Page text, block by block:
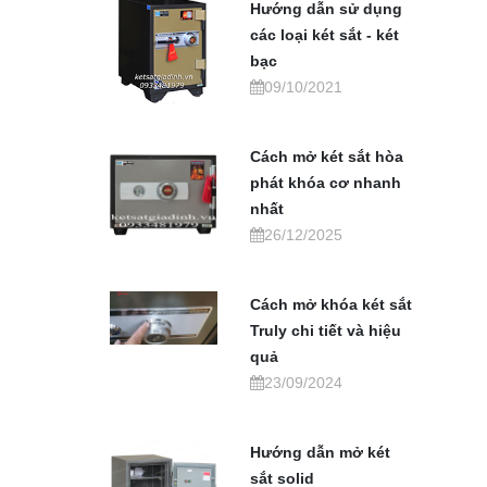
Hướng dẫn sử dụng
các loại két sắt - két
bạc
09/10/2021
Cách mở két sắt hòa
phát khóa cơ nhanh
nhất
26/12/2025
Cách mở khóa két sắt
Truly chi tiết và hiệu
quả
23/09/2024
Hướng dẫn mở két
sắt solid